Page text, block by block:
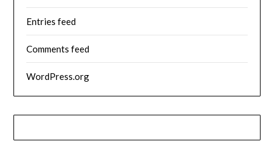
Entries feed
Comments feed
WordPress.org